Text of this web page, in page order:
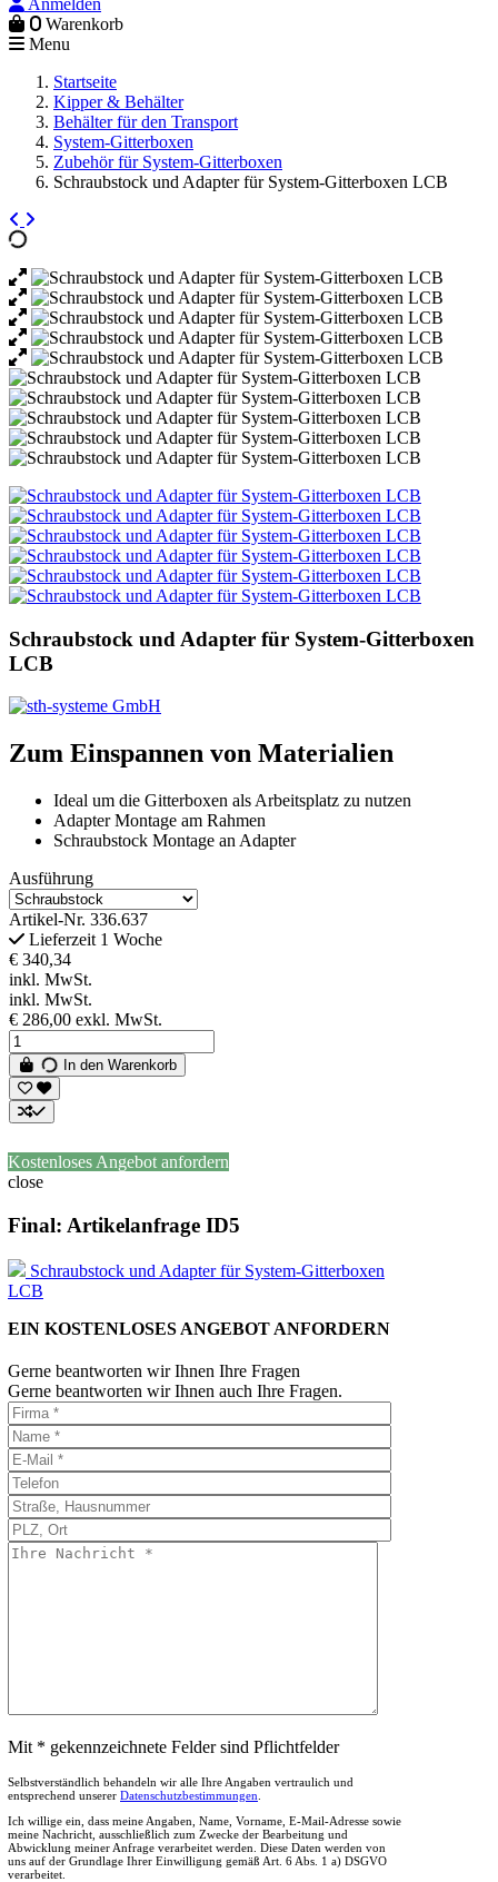
Anmelden
0 Warenkorb
Menu
Startseite
Kipper & Behälter
Behälter für den Transport
System-Gitterboxen
Zubehör für System-Gitterboxen
Schraubstock und Adapter für System-Gitterboxen LCB
Schraubstock und Adapter für System-Gitterboxen
LCB
Zum Einspannen von Materialien
Ideal um die Gitterboxen als Arbeitsplatz zu nutzen
Adapter Montage am Rahmen
Schraubstock Montage an Adapter
Ausführung
Artikel-Nr. 336.637
Lieferzeit 1 Woche
€ 340,34
inkl. MwSt.
inkl. MwSt.
€ 286,00 exkl. MwSt.
In den Warenkorb
Kostenloses Angebot anfordern
close
Final: Artikelanfrage ID5
Schraubstock und Adapter für System-Gitterboxen
LCB
EIN KOSTENLOSES ANGEBOT ANFORDERN
Gerne beantworten wir Ihnen Ihre Fragen
Gerne beantworten wir Ihnen auch Ihre Fragen.
Mit * gekennzeichnete Felder sind Pflichtfelder
Selbstverständlich behandeln wir alle Ihre Angaben vertraulich und
entsprechend unserer Datenschutzbestimmungen
Ich willige ein, dass meine Angaben, Name, Vorname, E-Mail-Adresse sowie
meine Nachricht, ausschließlich zum Zwecke der Bearbeitung und
Abwicklung meiner Anfrage verarbeitet werden. Diese Daten werden von
uns auf der Grundlage Ihrer Einwilligung gemäß Art. 6 Abs. 1 a) DSGVO
verarbeitet.